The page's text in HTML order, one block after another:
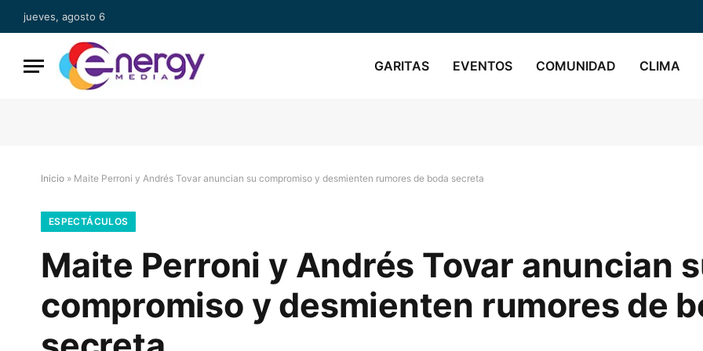
jueves, agosto 6
GARITAS EVENTOS COMUNIDAD CLIMA
Inicio » Maite Perroni y Andrés Tovar anuncian su compromiso y desmienten rumores de boda secreta
ESPECTÁCULOS
Maite Perroni y Andrés Tovar anuncian
compromiso y desmienten rumores de